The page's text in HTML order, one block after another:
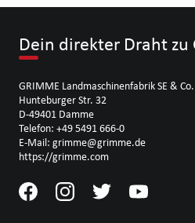
Dein direkter Draht zu
GRIMME Landmaschinenfabrik SE & Co.
Hunteburger Str. 32
D-49401 Damme
Telefon: +49 5491 666-0
E-Mail: grimme@grimme.de
https://grimme.com